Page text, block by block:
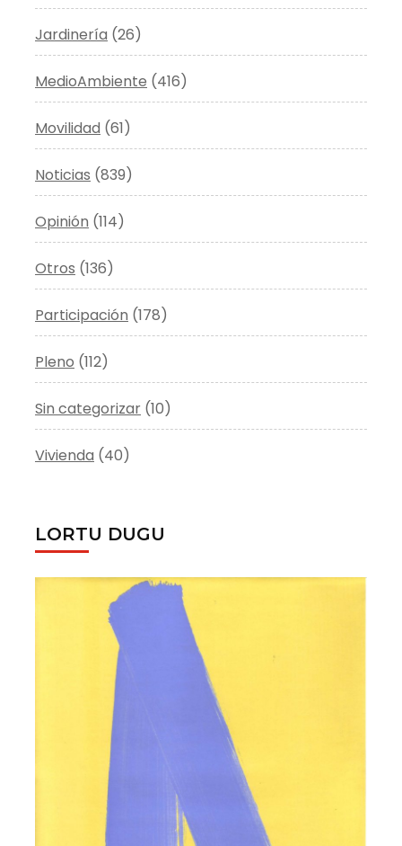
Jardinería (26)
MedioAmbiente (416)
Movilidad (61)
Noticias (839)
Opinión (114)
Otros (136)
Participación (178)
Pleno (112)
Sin categorizar (10)
Vivienda (40)
LORTU DUGU